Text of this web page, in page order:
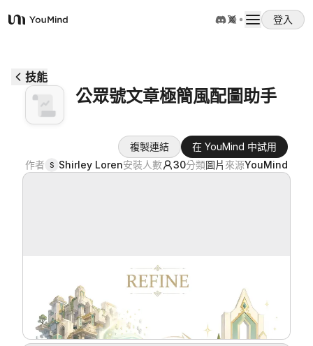
YouMind
登入
使用案例
部落格
技能
公眾號文章極簡風配圖助手
複製連結
在 YouMind 中試用
作者 S Shirley Loren安裝人數 30分類圖片 來源YouMind